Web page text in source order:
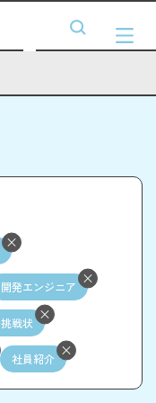
開発エンジニア
戦状
社員紹介